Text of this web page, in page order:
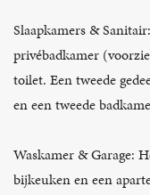
Slaapkamers &
privébadkamer
toilet. Een tweede
en een tweede
Waskamer & Garage:
bijkeuken en een